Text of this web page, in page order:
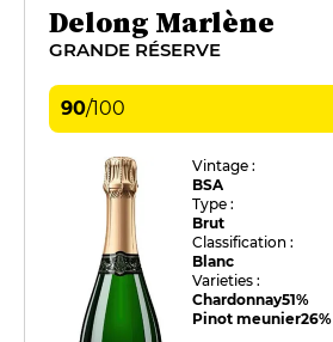
Delong Marlène
GRANDE RÉSERVE
90/100
Vintage :
BSA
Type :
Brut
Classification :
Blanc
Varieties :
Chardonnay51%
Pinot meunier26%